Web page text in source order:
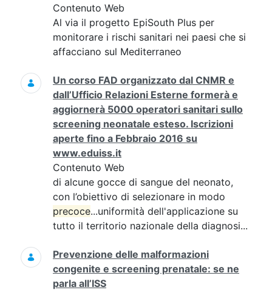
Contenuto Web
Al via il progetto EpiSouth Plus per
monitorare i rischi sanitari nei paesi che si
affacciano sul Mediterraneo
Un corso FAD organizzato dal CNMR e
dall’Ufficio Relazioni Esterne formerà e
aggiornerà 5000 operatori sanitari sullo
screening neonatale esteso. Iscrizioni
aperte fino a Febbraio 2016 su
www.eduiss.it
Contenuto Web
di alcune gocce di sangue del neonato,
con l’obiettivo di selezionare in modo
precoce...uniformità dell'applicazione su
tutto il territorio nazionale della diagnosi...
Prevenzione delle malformazioni
congenite e screening prenatale: se ne
parla all’ISS